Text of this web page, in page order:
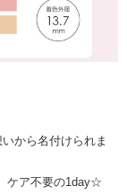
から名付けられま
ケア不要の1day☆